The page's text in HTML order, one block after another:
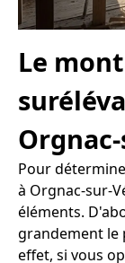
Le
Pour
à Orgnac-sur-
éléments.
grandement le
effet, si vous